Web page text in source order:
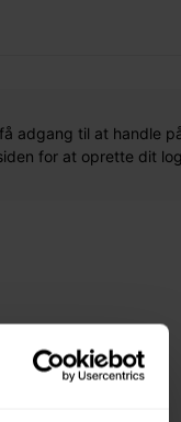
adgang til at handle
for at oprette dit